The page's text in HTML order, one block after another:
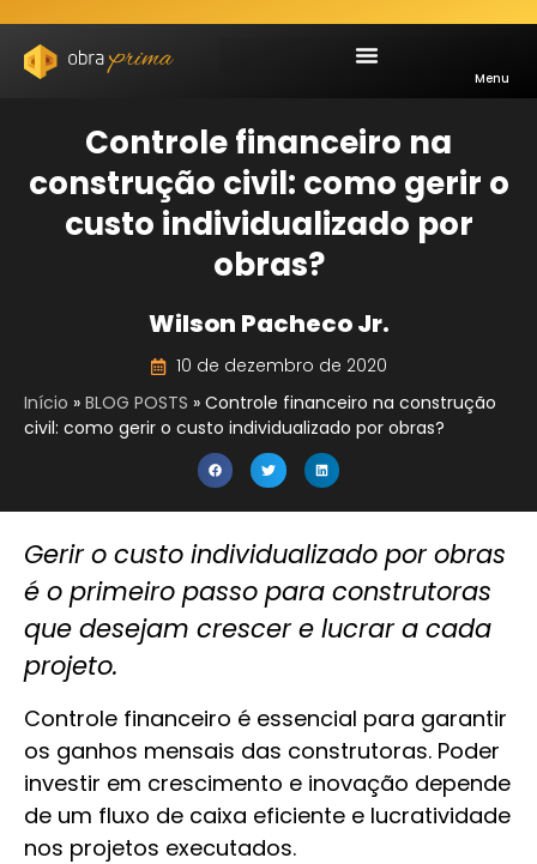
Menu
Controle financeiro na
construção civil: como gerir o
custo individualizado por
obras?
Wilson Pacheco Jr.
10 de dezembro de 2020
Início » BLOG POSTS » Controle financeiro na construção
civil: como gerir o custo individualizado por obras?
Gerir o custo individualizado por obras
é o primeiro passo para construtoras
que desejam crescer e lucrar a cada
projeto.
Controle financeiro é essencial para garantir
os ganhos mensais das construtoras. Poder
investir em crescimento e inovação depende
de um fluxo de caixa eficiente e lucratividade
nos projetos executados.